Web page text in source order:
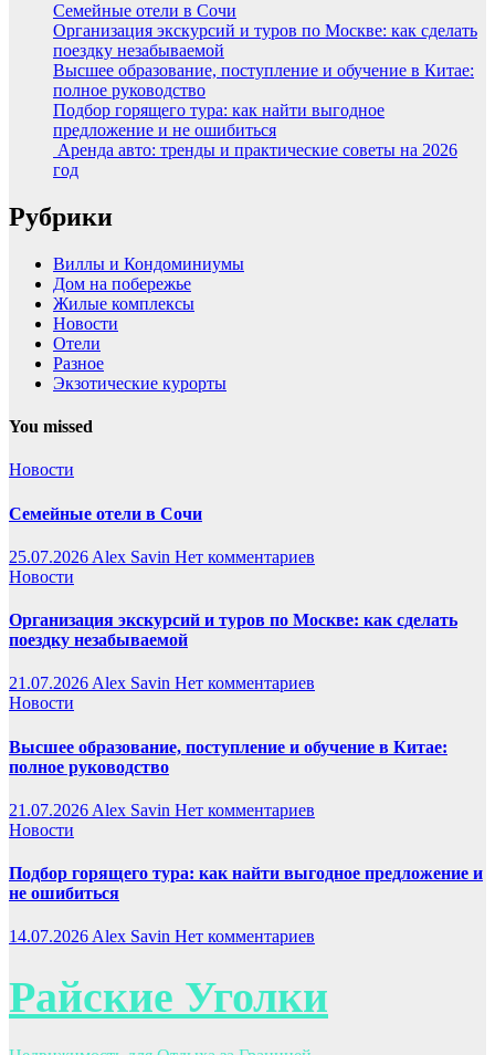
Семейные отели в Сочи
Организация экскурсий и туров по Москве: как сделать
поездку незабываемой
Высшее образование, поступление и обучение в Китае:
полное руководство
Подбор горящего тура: как найти выгодное
предложение и не ошибиться
Аренда авто: тренды и практические советы на 2026
год
Рубрики
Виллы и Кондоминиумы
Дом на побережье
Жилые комплексы
Новости
Отели
Разное
Экзотические курорты
You missed
Новости
Семейные отели в Сочи
25.07.2026 Alex Savin Нет комментариев
Новости
Организация экскурсий и туров по Москве: как сделать
поездку незабываемой
21.07.2026Alex Savin Нет комментариев
Новости
Высшее образование, поступление и обучение в Китае:
полное руководство
21.07.2026 Alex Savin Нет комментариев
Новости
Подбор горящего тура: как найти выгодное предложение и
не ошибиться
14.07.2026Alex Savin Нет комментариев
Райские Уголки